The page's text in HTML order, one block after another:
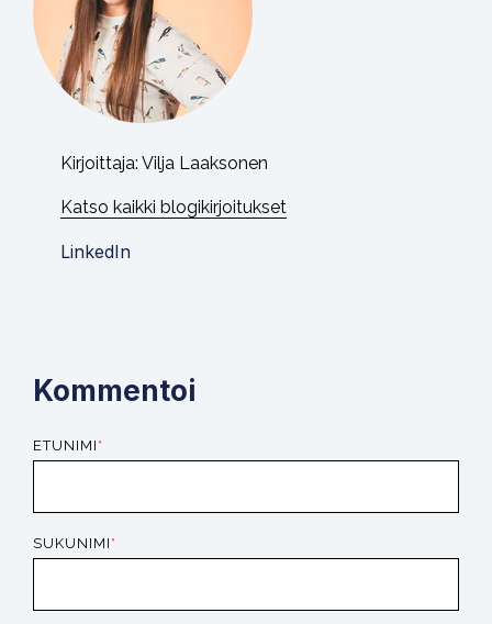
Kirjoittaja: Vilja Laaksonen
Katso kaikki blogikirjoitukset
LinkedIn
Kommentoi
ETUNIMI *
SUKUNIMI *